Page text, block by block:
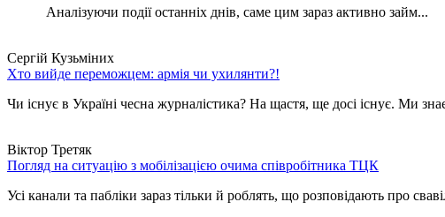
Аналізуючи події останніх днів, саме цим зараз активно займ...
Сергій Кузьміних
Хто вийде переможцем: армія чи ухилянти?!
Чи існує в Україні чесна журналістика? На щастя, ще досі існує. Ми
Віктор Третяк
Погляд на ситуацію з мобілізацією очима співробітника ТЦК
Усі канали та пабліки зараз тільки й роблять, що розповідають про